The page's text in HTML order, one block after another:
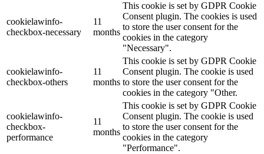
cookielawinfo-
checkbox-necessary
11
months
This cookie is set by GDPR Cookie
Consent plugin. The cookies is used
to store the user consent for the
cookies in the category
"Necessary".
cookielawinfo-
checkbox-others
11
months
This cookie is set by GDPR Cookie
Consent plugin. The cookie is used
to store the user consent for the
cookies in the category "Other.
cookielawinfo-
checkbox-
performance
11
months
This cookie is set by GDPR Cookie
Consent plugin. The cookie is used
to store the user consent for the
cookies in the category
"Performance".